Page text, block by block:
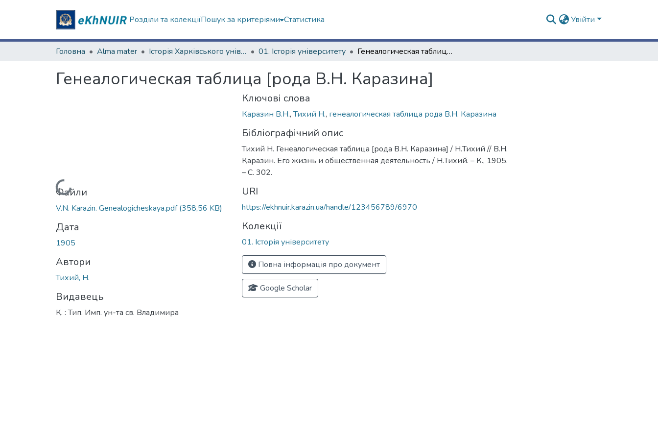
Розділи та колекціїПошук за критеріями Статистика Увійти
Головна Alma mater Історія Харківського університету 01. Історія університету Генеалогическая таблица [рода В.Н. Каразина]
Генеалогическая таблица [рода В.Н. Каразина]
Вантажиться...
Файли
V.N. Karazin. Genealogicheskaya.pdf(358,56 KB)
Дата
1905
Автори
Тихий, Н.
Видавець
К. : Тип. Имп. ун-та св. Владимира
Ключові слова
Каразин В.Н.,Тихий Н., генеалогическая таблица рода В.Н. Каразина
Бібліографічний опис
Тихий Н. Генеалогическая таблица [рода В.Н. Каразина] / Н.Тихий // В.Н.
Каразин. Его жизнь и общественная деятельность / Н.Тихий. – К., 1905.
– С. 302.
URI
https://ekhnuir.karazin.ua/handle/123456789/6970
Колекції
01. Історія університету
Повна інформація про документ
Google Scholar